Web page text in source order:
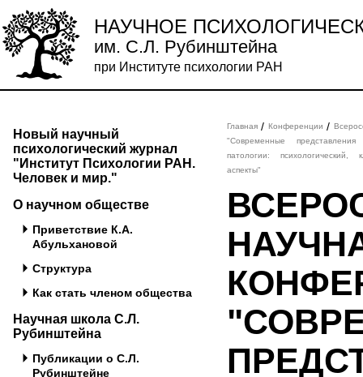
НАУЧНОЕ
им. С.Л. Рубинштейна
при Институте психологии РАН
Новый научный
психологический журнал
"Институт Психологии РАН.
Человек и мир."
О научном обществе
Приветствие К.А.
Абульхановой
Структура
Как стать членом общества
Научная школа С.Л.
Рубинштейна
Публикации о С.Л.
Рубинштейне
Главная / Конференции /
"Современные
патологии:
аспекты"